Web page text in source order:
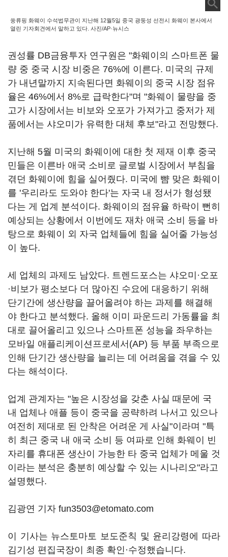
쑹류핑 화웨이 수석법무관이 지난해 12월5일 중국 광둥성 선전시 화웨이 본사에서
열린 기자회견에서 말하고 있다. 사진/AP·뉴시스
권성률 DB금융투자 연구원은 "화웨이의 스마트폰 물
량 중 중국 시장 비중은 76%에 이른다. 미국의 규제
가 내년말까지 지속된다면 화웨이의 중국 시장 점유
율은 46%에서 8%로 급락한다"며 "화웨이 물량을 중
고가 시장에서는 비보와 오포가 가져가고 중저가 제
품에서는 샤오미가 유력한 대체 후보"라고 전망했다.
지난해 5월 미국의 화웨이에 대한 첫 제재 이후 중국
민들은 이른바 애국 소비로 글로벌 시장에서 부침을
겪던 화웨이에 힘을 실어줬다. 미국에 뺨 맞은 화웨이
를 '우리라도 도와야 한다'는 자국 내 정서가 형성됐
다는 게 업계 분석이다. 화웨이의 점유율 하락이 뻔히
예상되는 상황에서 이번에도 재차 애국 소비 등을 바
탕으로 화웨이 외 자국 업체들에 힘을 실어줄 가능성
이 높다.
세 업체의 과제도 남았다. 트렌드포스는 샤오미·오포
·비보가 평소보다 더 많아진 수요에 대응하기 위해
단기간에 생산량을 끌어올려야 하는 과제를 해결해
야 한다고 분석했다. 올해 이미 파운드리 가동률을 최
대로 끌어올리고 있으나 스마트폰 성능을 좌우하는
모바일 애플리케이션프로세서(AP) 등 부품 부족으로
인해 단기간 생산량을 늘리는 데 어려움을 겪을 수 있
다는 해석이다.
업계 관계자는 "높은 시장성을 갖춘 사실 때문에 국
내 업체나 애플 등이 중국을 공략하려 나서고 있으나
여전히 제대로 된 안착은 어려운 게 사실"이라며 "특
히 최근 중국 내 애국 소비 등 여파로 인해 화웨이 빈
자리를 휴대폰 생산이 가능한 타 중국 업체가 메울 것
이라는 분석은 충분히 예상할 수 있는 시나리오"라고
설명했다.
김광연 기자 fun3503@etomato.com
이 기사는 뉴스토마토 보도준칙 및 윤리강령에 따라
김기성 편집국장이 최종 확인·수정했습니다.